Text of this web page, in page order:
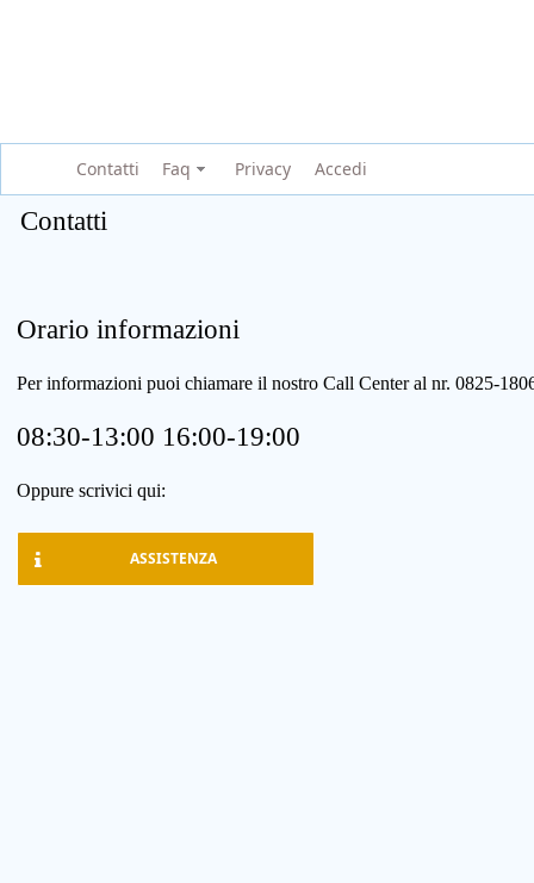
Contatti Faq Privacy Accedi
Contatti
Orario informazioni
Per informazioni puoi chiamare il nostro Call Center al nr. 0825-
08:30-13:00 16:00-19:00
Oppure scrivici qui:
ASSISTENZA